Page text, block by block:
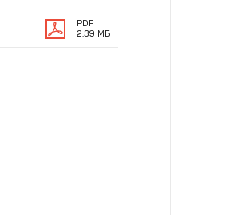
PDF
2.39 МБ